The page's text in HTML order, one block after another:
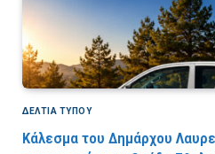
ΔΕΛΤΙΑ ΤΥΠΟΥ
Κάλεσμα του Δημάρχου